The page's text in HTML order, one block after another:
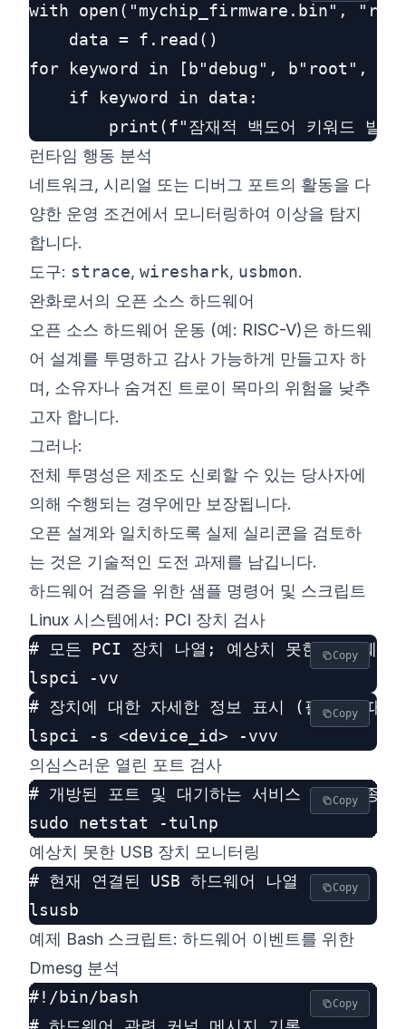
with open("mychip_firmware.bin",
    data = f.read()
for keyword in [b"debug", b"root",
    if keyword in data:
런타임 행동 분석
네트워크, 시리얼 또는 디버그 포트의 활동을 다
양한 운영 조건에서 모니터링하여 이상을 탐지
합니다.
도구: strace, wireshark, usbmon.
완화로서의 오픈 소스 하드웨어
오픈 소스 하드웨어 운동 (예: RISC-V)은 하드웨
어 설계를 투명하고 감사 가능하게 만들고자 하
며, 소유자나 숨겨진 트로이 목마의 위험을 낮추
고자 합니다.
그러나:
전체 투명성은 제조도 신뢰할 수 있는 당사자에
의해 수행되는 경우에만 보장됩니다.
오픈 설계와 일치하도록 실제 실리콘을 검토하
는 것은 기술적인 도전 과제를 남깁니다.
하드웨어 검증을 위한 샘플 명령어 및 스크립트
Linux 시스템에서: PCI 장치 검사
# 모든 PCI 장치 나열; 예상치 못한 하드웨어
Copy
# 장치에 대한 자세한 정보 표시 (필요에 따
Copy
의심스러운 열린 포트 검사
# 개방된 포트 및 대기하는 서비스 나열 (종종
Copy
예상치 못한 USB 장치 모니터링
# 현재 연결된 USB 하드웨어 나열
Copy
예제 Bash 스크립트: 하드웨어 이벤트를 위한
Dmesg 분석
#!/bin/bash
Copy